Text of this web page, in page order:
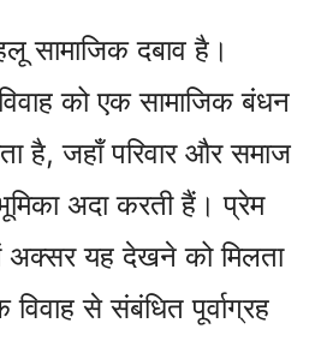
सामाजिक दबाव है।
को एक सामाजिक बंधन
है, जहाँ परिवार और समाज
अदा करती हैं। प्रेम
अक्सर यह देखने को मिलता
विवाह से संबंधित पूर्वाग्रह